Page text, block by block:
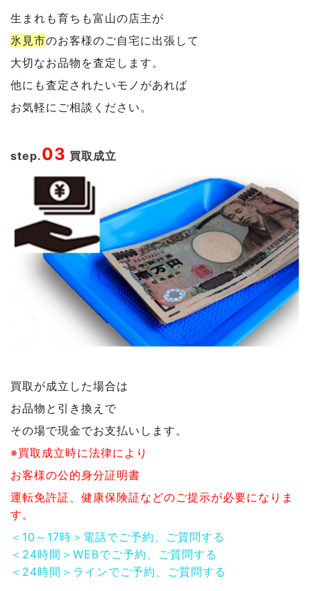
生まれも育ちも富山の店主が
氷見市のお客様のご自宅に出張して
大切なお品物を査定します。
他にも査定されたいモノがあれば
お気軽にご相談ください。
step.03 買取成立
買取が成立した場合は
お品物と引き換えで
その場で現金でお支払いします。
※買取成立時に法律により
お客様の公的身分証明書
運転免許証、健康保険証などのご提示が必要になりま
す。
＜10～17時＞電話でご予約、ご質問する
＜24時間＞WEBでご予約、ご質問する
＜24時間＞ラインでご予約、ご質問する